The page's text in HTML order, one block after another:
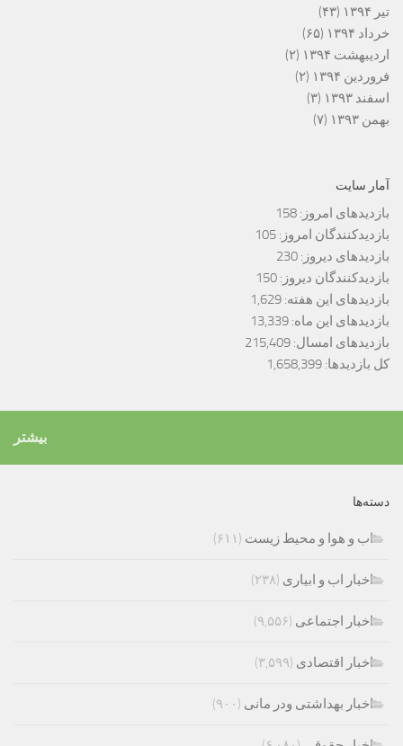
تیر ۱۳۹۴
(۴۳)
خرداد ۱۳۹۴
(۶۵)
اردیبهشت ۱۳۹۴
(۲)
فروردین ۱۳۹۴
(۲)
اسفند ۱۳۹۳
(۳)
بهمن ۱۳۹۳
(۷)
آمار سایت
بازدیدهای امروز: 158
بازدیدکنندگان امروز: 105
بازدیدهای دیروز: 230
بازدیدکنندگان دیروز: 150
بازدیدهای این هفته: 1,629
بازدیدهای این ماه: 13,339
بازدیدهای امسال: 215,409
کل بازدیدها: 1,658,399
بیشتر
دسته‌ها
اب و هوا و محیط زیست (۶۱۱)
اخبار اب و ابیاری (۲۳۸)
اخبار اجتماعی (۹,۵۵۶)
اخبار اقتصادی (۳,۵۹۹)
اخبار بهداشتی ودر مانی (۹۰۰)